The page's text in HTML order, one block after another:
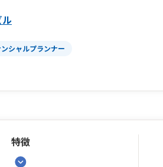
シャルプランナー
特徴